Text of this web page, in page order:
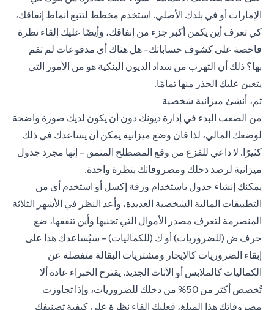
الإمارات أو في بلدك الأصلي. استخدم مخطط لتتبع أنماط إنفاقك،
كي تعرف أين يكمن أكبر جزء من إنفاقك، وأيضًا عليك إلقاء نظرة
فاحصة على كشوف حساباتك- هل هناك أي مدفوعات لم تقم
بها؟ ذلك أن التهرب من سداد الديون البنكية هو من الأمور التي
يتعين عليك الحذر منها تمامًا.
ثم، أنشئ ميزانية شخصية
من الصعب البدء في إدارة ديونك دون أن يكون لديك صورة واضحة
لوضعك المالي، لذا فان وضع ميزانية يمكن أن يساعدك في ذلك
كثيرًا. لا داعي للفزع من وقع المصطلح المنمق – إنها مجرد جدول
ميزانية لرصد دخلك ومصروفاتك بنظرة واحدة.
يمكنك إنشاء جدول باستخدام ورقة إكسل أو استخدم أي من
التطبيقات المالية الشخصية العديدة، وأعد النظر في الأشهر الثلاثة
المنصرمة لتعرف مصدر الأموال التي تجنيها وأين تنفقها، ضع
حرف ض (للضروريات) أو ك (للكماليات) – سيُساعدك هذا على
إبقاء الضروريات كالإيجار ومشتريات البقالة منفصلة عن
الكماليات كالملابس أو الأثاث الجديد. يقترح الخبراء عادة ألا
تُخصص أكثر من 50% من دخلك للضروريات، وإذا تجاوزت
مصروفاتك هذا المبلغ، فعليك إلقاء نظرة على كيفية تصنيفك